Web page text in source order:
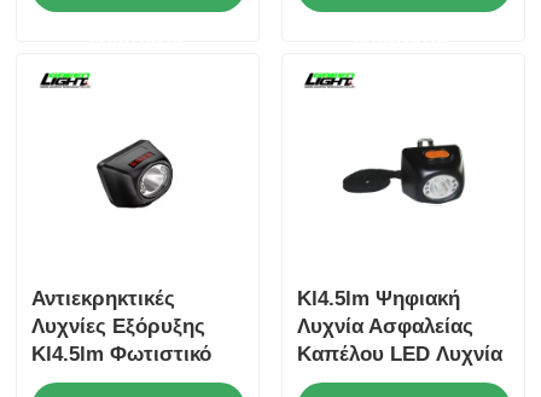
Cap Lamp IP68
Αντιεκρηκτικές
Λυχνίες Εξόρυξης
Kl4.5lm Φωτιστικό
Κράνους Ασφαλείας
Kl4.5lm Ψηφιακή
Λυχνία Ασφαλείας
Καπέλου LED Λυχνία
Εξόρυξης 4.5Ah